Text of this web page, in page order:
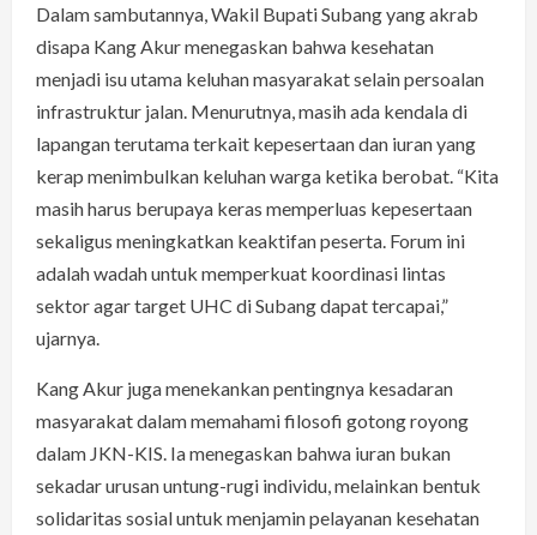
Dalam sambutannya, Wakil Bupati Subang yang akrab
disapa Kang Akur menegaskan bahwa kesehatan
menjadi isu utama keluhan masyarakat selain persoalan
infrastruktur jalan. Menurutnya, masih ada kendala di
lapangan terutama terkait kepesertaan dan iuran yang
kerap menimbulkan keluhan warga ketika berobat. “Kita
masih harus berupaya keras memperluas kepesertaan
sekaligus meningkatkan keaktifan peserta. Forum ini
adalah wadah untuk memperkuat koordinasi lintas
sektor agar target UHC di Subang dapat tercapai,”
ujarnya.
Kang Akur juga menekankan pentingnya kesadaran
masyarakat dalam memahami filosofi gotong royong
dalam JKN-KIS. Ia menegaskan bahwa iuran bukan
sekadar urusan untung-rugi individu, melainkan bentuk
solidaritas sosial untuk menjamin pelayanan kesehatan